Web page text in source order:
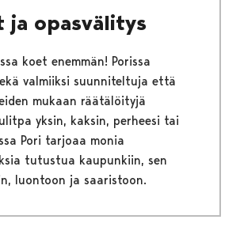
ja opasvälitys
koet enemmän! Porissa
valmiiksi suunniteltuja että
mukaan räätälöityjä
yksin, kaksin, perheesi tai
Pori tarjoaa monia
tutustua kaupunkiin, sen
luontoon ja saaristoon.